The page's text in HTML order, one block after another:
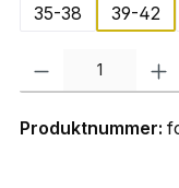
35-38
39-42
Produktnummer: